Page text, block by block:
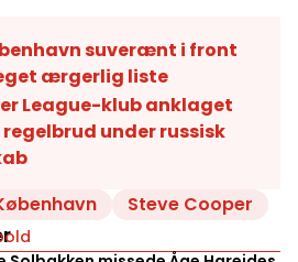
suverænt i front
ærgerlig liste
League-klub anklaget
regelbrud under russisk
Steve Cooper